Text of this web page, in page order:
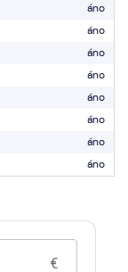
áno
áno
áno
áno
áno
áno
áno
áno